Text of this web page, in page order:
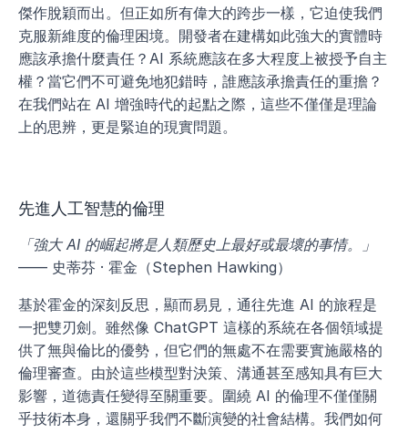
傑作脫穎而出。但正如所有偉大的跨步一樣，它迫使我們
克服新維度的倫理困境。開發者在建構如此強大的實體時
應該承擔什麼責任？AI 系統應該在多大程度上被授予自主
權？當它們不可避免地犯錯時，誰應該承擔責任的重擔？
在我們站在 AI 增強時代的起點之際，這些不僅僅是理論
上的思辨，更是緊迫的現實問題。
先進人工智慧的倫理
「強大 AI 的崛起將是人類歷史上最好或最壞的事情。」
—— 史蒂芬 · 霍金（Stephen Hawking）
基於霍金的深刻反思，顯而易見，通往先進 AI 的旅程是
一把雙刃劍。雖然像 ChatGPT 這樣的系統在各個領域提
供了無與倫比的優勢，但它們的無處不在需要實施嚴格的
倫理審查。由於這些模型對決策、溝通甚至感知具有巨大
影響，道德責任變得至關重要。圍繞 AI 的倫理不僅僅關
乎技術本身，還關乎我們不斷演變的社會結構。我們如何